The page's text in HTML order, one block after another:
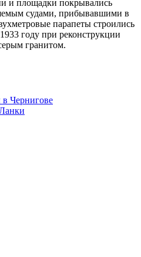
и площадки покрывались
судами, прибывавшими в
парапеты строились
году при реконструкции
гранитом.
Чернигове